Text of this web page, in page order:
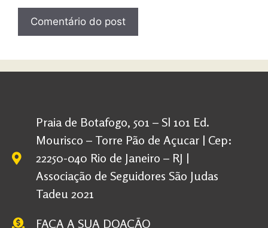
Praia de Botafogo, 501 – Sl 101 Ed.
Mourisco – Torre Pão de Açucar | Cep:
22250-040 Rio de Janeiro – RJ |
Associação de Seguidores São Judas
Tadeu 2021
FAÇA A SUA DOAÇÃO